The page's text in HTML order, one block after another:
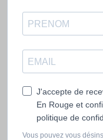
J'accepte de
En Rouge et
politique de
Vous pouvez vous